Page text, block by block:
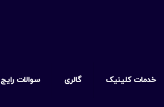
خدمات کلینیک گالری سوالات رایج